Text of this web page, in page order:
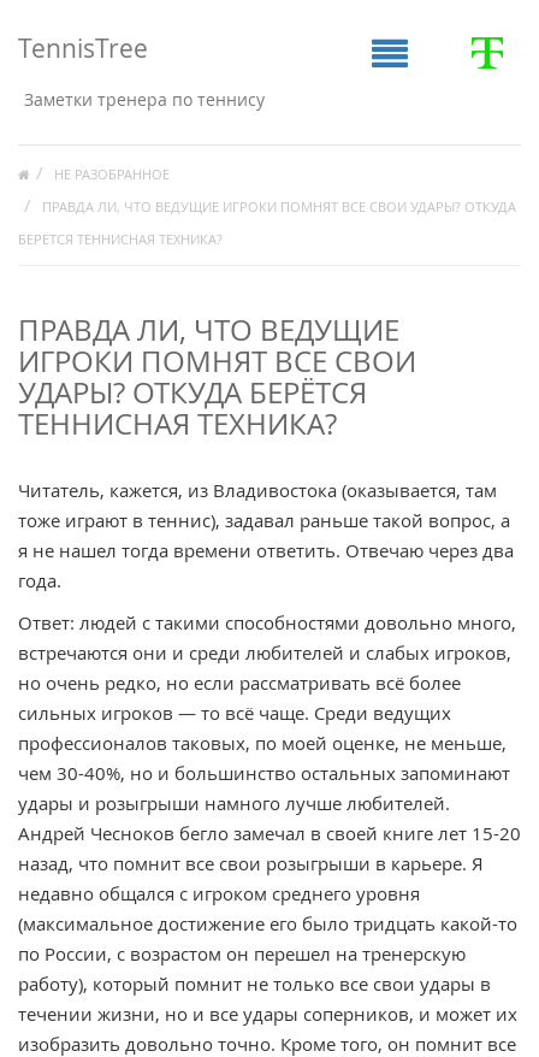
TennisTree
Заметки тренера по теннису
НЕ РАЗОБРАННОЕ
ПРАВДА ЛИ, ЧТО ВЕДУЩИЕ ИГРОКИ ПОМНЯТ ВСЕ СВОИ УДАРЫ? ОТКУДА
БЕРЁТСЯ ТЕННИСНАЯ ТЕХНИКА?
ПРАВДА ЛИ, ЧТО ВЕДУЩИЕ
ИГРОКИ ПОМНЯТ ВСЕ СВОИ
УДАРЫ? ОТКУДА БЕРЁТСЯ
ТЕННИСНАЯ ТЕХНИКА?
Читатель, кажется, из Владивостока (оказывается, там
тоже играют в теннис), задавал раньше такой вопрос, а
я не нашел тогда времени ответить. Отвечаю через два
года.
Ответ: людей с такими способностями довольно много,
встречаются они и среди любителей и слабых игроков,
но очень редко, но если рассматривать всё более
сильных игроков — то всё чаще. Среди ведущих
профессионалов таковых, по моей оценке, не меньше,
чем 30-40%, но и большинство остальных запоминают
удары и розыгрыши намного лучше любителей.
Андрей Чесноков бегло замечал в своей книге лет 15-20
назад, что помнит все свои розыгрыши в карьере. Я
недавно общался с игроком среднего уровня
(максимальное достижение его было тридцать какой-то
по России, с возрастом он перешел на тренерскую
работу), который помнит не только все свои удары в
течении жизни, но и все удары соперников, и может их
изобразить довольно точно. Кроме того, он помнит все